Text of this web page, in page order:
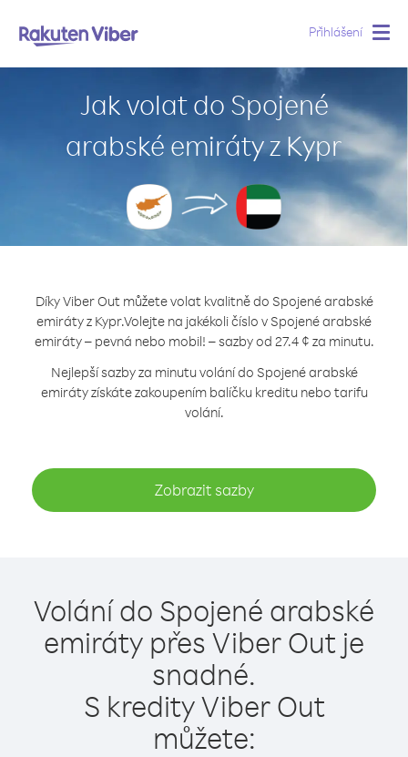
Přihlášení
Jak volat do Spojené
arabské emiráty z Kypr
Díky Viber Out můžete volat kvalitně do Spojené arabské
emiráty z Kypr.Volejte na jakékoli číslo v Spojené arabské
emiráty – pevná nebo mobil! – sazby od 27.4 ¢ za minutu.
Nejlepší sazby za minutu volání do Spojené arabské
emiráty získáte zakoupením balíčku kreditu nebo tarifu
volání.
Zobrazit sazby
Volání do Spojené arabské
emiráty přes Viber Out je
snadné.
S kredity Viber Out
můžete: